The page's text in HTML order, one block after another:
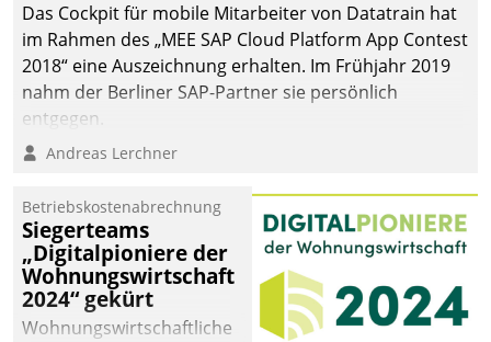
Das Cockpit für mobile Mitarbeiter von Datatrain hat
im Rahmen des „MEE SAP Cloud Platform App Contest
2018“ eine Auszeichnung erhalten. Im Frühjahr 2019
nahm der Berliner SAP-Partner sie persönlich
entgegen.
Andreas Lerchner
Betriebskostenabrechnung
Siegerteams
„Digitalpioniere der
Wohnungswirtschaft
2024“ gekürt
Wohnungswirtschaftliche